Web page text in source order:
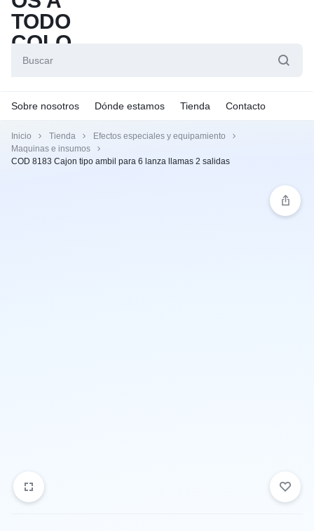
Sobre nosotros Dónde estamos Tienda Contacto
Inicio Tienda
Efectos especiales y equipamiento
Maquinas e insumos
COD 8183 Cajon tipo ambil para 6 lanza llamas 2 salidas